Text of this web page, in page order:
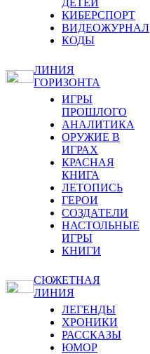
ДЕТЕЙ
КИБЕРСПОРТ
ВИДЕОЖУРНАЛ
КОДЫ
ЛИНИЯ
ГОРИЗОНТА
ИГРЫ
ПРОШЛОГО
АНАЛИТИКА
ОРУЖИЕ В
ИГРАХ
КРАСНАЯ
КНИГА
ЛЕТОПИСЬ
ГЕРОИ
СОЗДАТЕЛИ
НАСТОЛЬНЫЕ
ИГРЫ
КНИГИ
СЮЖЕТНАЯ
ЛИНИЯ
ЛЕГЕНДЫ
ХРОНИКИ
РАССКАЗЫ
ЮМОР